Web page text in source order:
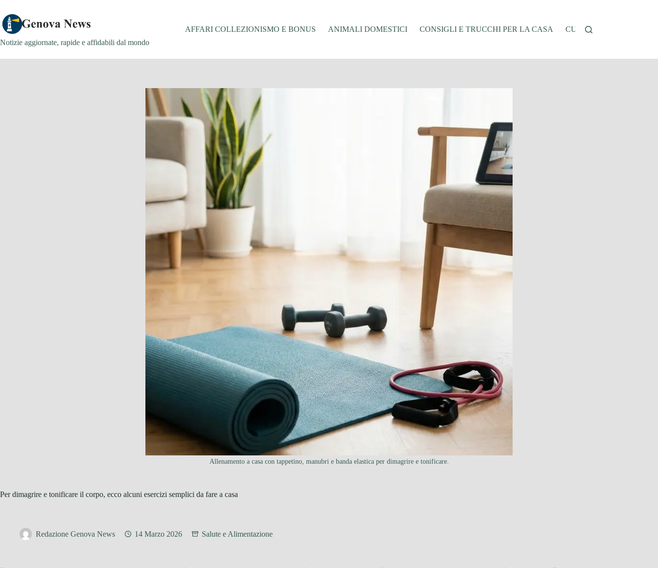
contenuto
Notizie aggiornate, rapide e affidabili dal mondo
AFFARI COLLEZIONISMO E BONUS ANIMALI DOMESTICI CONSIGLI E TRUCCHI PER LA CASA CUCINA E RICETTE
Allenamento a casa con tappetino, manubri e banda elastica per dimagrire e tonificare.
Per dimagrire e tonificare il corpo, ecco alcuni esercizi semplici da fare a casa
Redazione Genova News 14 Marzo 2026 Salute e Alimentazione